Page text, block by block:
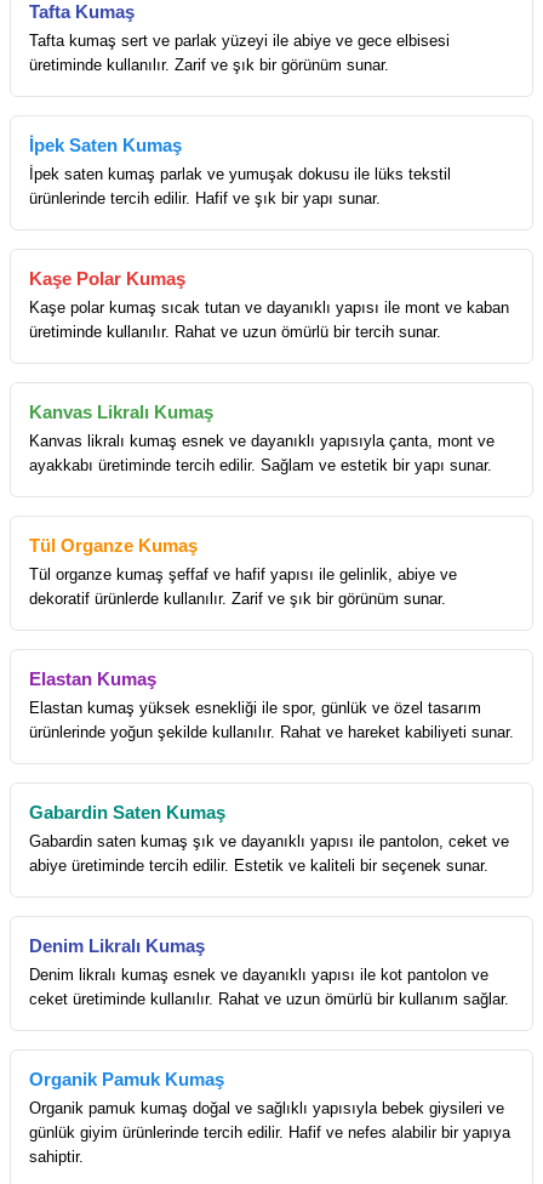
Tafta Kumaş
Tafta kumaş sert ve parlak yüzeyi ile abiye ve gece elbisesi
üretiminde kullanılır. Zarif ve şık bir görünüm sunar.
İpek Saten Kumaş
İpek saten kumaş parlak ve yumuşak dokusu ile lüks tekstil
ürünlerinde tercih edilir. Hafif ve şık bir yapı sunar.
Kaşe Polar Kumaş
Kaşe polar kumaş sıcak tutan ve dayanıklı yapısı ile mont ve kaban
üretiminde kullanılır. Rahat ve uzun ömürlü bir tercih sunar.
Kanvas Likralı Kumaş
Kanvas likralı kumaş esnek ve dayanıklı yapısıyla çanta, mont ve
ayakkabı üretiminde tercih edilir. Sağlam ve estetik bir yapı sunar.
Tül Organze Kumaş
Tül organze kumaş şeffaf ve hafif yapısı ile gelinlik, abiye ve
dekoratif ürünlerde kullanılır. Zarif ve şık bir görünüm sunar.
Elastan Kumaş
Elastan kumaş yüksek esnekliği ile spor, günlük ve özel tasarım
ürünlerinde yoğun şekilde kullanılır. Rahat ve hareket kabiliyeti sunar.
Gabardin Saten Kumaş
Gabardin saten kumaş şık ve dayanıklı yapısı ile pantolon, ceket ve
abiye üretiminde tercih edilir. Estetik ve kaliteli bir seçenek sunar.
Denim Likralı Kumaş
Denim likralı kumaş esnek ve dayanıklı yapısı ile kot pantolon ve
ceket üretiminde kullanılır. Rahat ve uzun ömürlü bir kullanım sağlar.
Organik Pamuk Kumaş
Organik pamuk kumaş doğal ve sağlıklı yapısıyla bebek giysileri ve
günlük giyim ürünlerinde tercih edilir. Hafif ve nefes alabilir bir yapıya
sahiptir.